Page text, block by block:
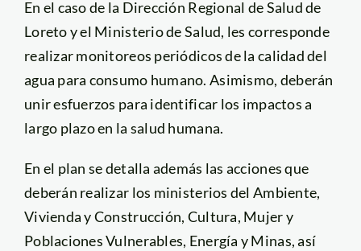
En el caso de la Dirección Regional de Salud de
Loreto y el Ministerio de Salud, les corresponde
realizar monitoreos periódicos de la calidad del
agua para consumo humano. Asimismo, deberán
unir esfuerzos para identificar los impactos a
largo plazo en la salud humana.
En el plan se detalla además las acciones que
deberán realizar los ministerios del Ambiente,
Vivienda y Construcción, Cultura, Mujer y
Poblaciones Vulnerables, Energía y Minas, así